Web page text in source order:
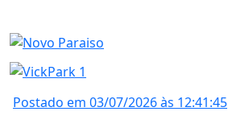
Postado em 03/07/2026 às 12:41:45